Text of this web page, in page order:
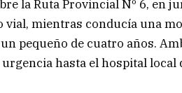
la Ruta Provincial Nº 6, en
vial, mientras conducía una
pequeño de cuatro años.
hasta el hospital local